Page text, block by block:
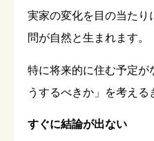
実家の変化を目の当たり
問が自然と生まれます。
特に将来的に住む予定
うするべきか」を考える
すぐに結論が出ない